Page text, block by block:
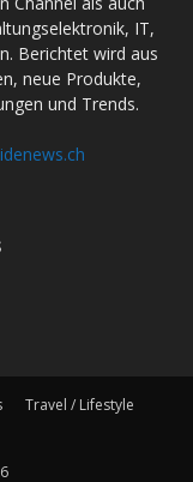
IT,
Berichtet wird aus
neue Produkte,
und Trends.
Travel / Lifestyle